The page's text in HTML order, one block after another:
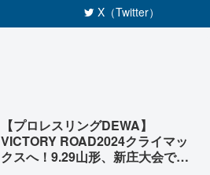
X（Twitter）
【プロレスリングDEWA】
VICTORY ROAD2024クライマッ
クスへ！9.29山形、新庄大会で公